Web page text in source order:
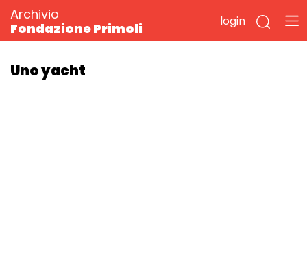
Archivio
Fondazione Primoli
login
Uno yacht